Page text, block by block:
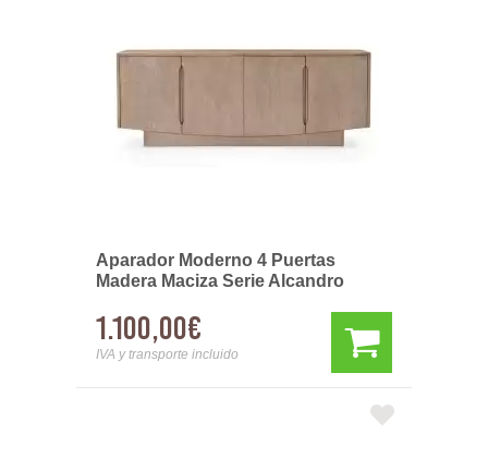
Aparador Moderno 4 Puertas
Madera Maciza Serie Alcandro
1.100,00€
IVA y transporte incluido